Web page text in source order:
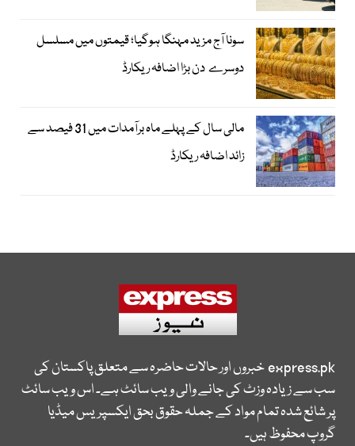
سونا آج مزید مہنگا ہوگیا؛ قیمتوں میں مسلسل
دوسرے دن بڑا اضافہ ریکارڈ
مالی سال کے پہلے ماہ برآمدات میں 31 فیصد سے
زائد اضافہ ریکارڈ
express.pkخبروں اور حالات حاضرہ سے متعلق پاکستان کی
سب سے زیادہ وزٹ کی جانے والی ویب سائٹ ہے۔ اس ویب سائٹ
پر شائع شدہ تمام مواد کے جملہ حقوق بحق ایکسپریس میڈیا
گروپ محفوظ ہیں۔